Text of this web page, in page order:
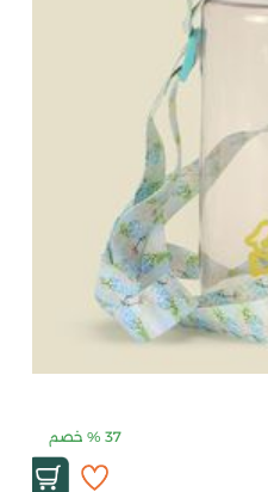
37
% خصم